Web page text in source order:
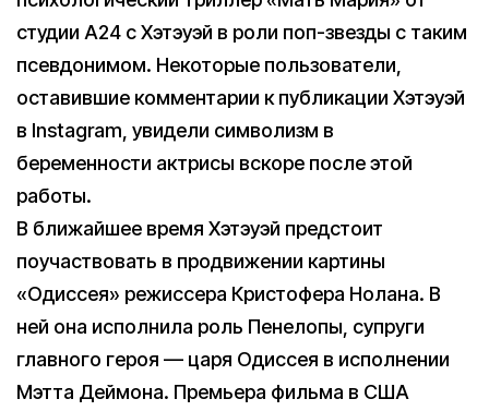
студии A24 с Хэтэуэй в роли поп-звезды с таким
псевдонимом. Некоторые пользователи,
оставившие комментарии к публикации Хэтэуэй
в Instagram, увидели символизм в
беременности актрисы вскоре после этой
работы.
В ближайшее время Хэтэуэй предстоит
поучаствовать в продвижении картины
«Одиссея» режиссера Кристофера Нолана. В
ней она исполнила роль Пенелопы, супруги
главного героя — царя Одиссея в исполнении
Мэтта Деймона. Премьера фильма в США